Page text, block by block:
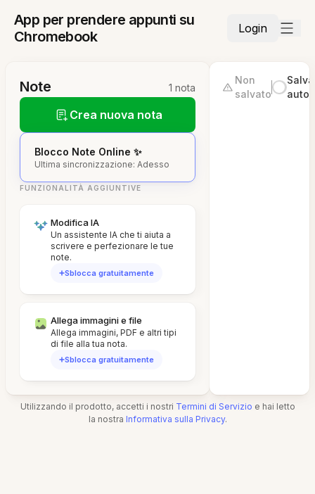
App per prendere appunti su
Chromebook
Login
Note 1 nota
Crea nuova nota
Blocco Note Online ✨
Ultima sincronizzazione: Adesso
FUNZIONALITÀ AGGIUNTIVE
Modifica IA
Un assistente IA che ti aiuta a
scrivere e perfezionare le tue
note.
Sblocca gratuitamente
Allega immagini e file
Allega immagini, PDF e altri tipi
di file alla tua nota.
Sblocca gratuitamente
Non
salvato
Utilizzando il prodotto, accetti i nostri Termini di Servizio e hai letto
la nostra Informativa sulla Privacy.